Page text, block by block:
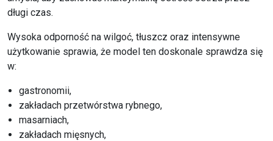
długi czas.
Wysoka odporność na wilgoć, tłuszcz oraz intensywne
użytkowanie sprawia, że model ten doskonale sprawdza się
w:
gastronomii,
zakładach przetwórstwa rybnego,
masarniach,
zakładach mięsnych,